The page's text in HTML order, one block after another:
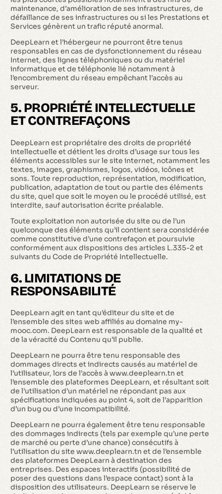
maintenance, d’amélioration de ses infrastructures, de
défaillance de ses infrastructures ou si les Prestations et
Services génèrent un trafic réputé anormal.
DeepLearn et l’hébergeur ne pourront être tenus
responsables en cas de dysfonctionnement du réseau
Internet, des lignes téléphoniques ou du matériel
informatique et de téléphonie lié notamment à
l’encombrement du réseau empêchant l’accès au
serveur.
5. PROPRIÉTÉ INTELLECTUELLE
ET CONTREFAÇONS
DeepLearn est propriétaire des droits de propriété
intellectuelle et détient les droits d’usage sur tous les
éléments accessibles sur le site internet, notamment les
textes, images, graphismes, logos, vidéos, icônes et
sons. Toute reproduction, représentation, modification,
publication, adaptation de tout ou partie des éléments
du site, quel que soit le moyen ou le procédé utilisé, est
interdite, sauf autorisation écrite préalable.
Toute exploitation non autorisée du site ou de l’un
quelconque des éléments qu’il contient sera considérée
comme constitutive d’une contrefaçon et poursuivie
conformément aux dispositions des articles L.335-2 et
suivants du Code de Propriété Intellectuelle.
6. LIMITATIONS DE
RESPONSABILITÉ
DeepLearn agit en tant qu’éditeur du site et de
l’ensemble des sites web affiliés au domaine my-
mooc.com. DeepLearn est responsable de la qualité et
de la véracité du Contenu qu’il publie.
DeepLearn ne pourra être tenu responsable des
dommages directs et indirects causés au matériel de
l’utilisateur, lors de l’accès à www.deeplearn.tn et
l’ensemble des plateformes DeepLearn, et résultant soit
de l’utilisation d’un matériel ne répondant pas aux
spécifications indiquées au point 4, soit de l’apparition
d’un bug ou d’une incompatibilité.
DeepLearn ne pourra également être tenu responsable
des dommages indirects (tels par exemple qu’une perte
de marché ou perte d’une chance) consécutifs à
l’utilisation du site www.deeplearn.tn et de l’ensemble
des plateformes DeepLearn à destination des
entreprises. Des espaces interactifs (possibilité de
poser des questions dans l’espace contact) sont à la
disposition des utilisateurs. DeepLearn se réserve le